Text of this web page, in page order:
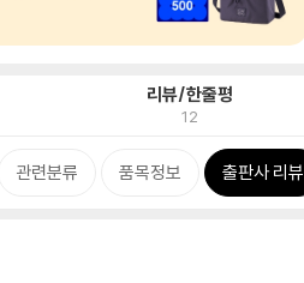
리뷰/한줄평
12
관련분류 품목정보 출판사 리뷰